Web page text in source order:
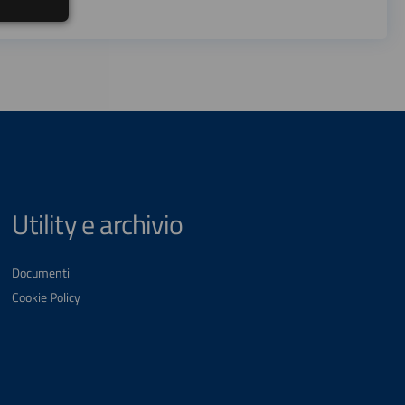
Utility e archivio
Documenti
Cookie Policy